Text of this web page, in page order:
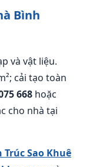
Bình
và vật liệu.
cải tạo toàn
668 hoặc
cho nhà tại
Trúc Sao Khuê